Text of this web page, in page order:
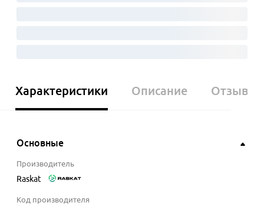
Характеристики Описание Отзывы
Основные
Производитель
Raskat
Код производителя